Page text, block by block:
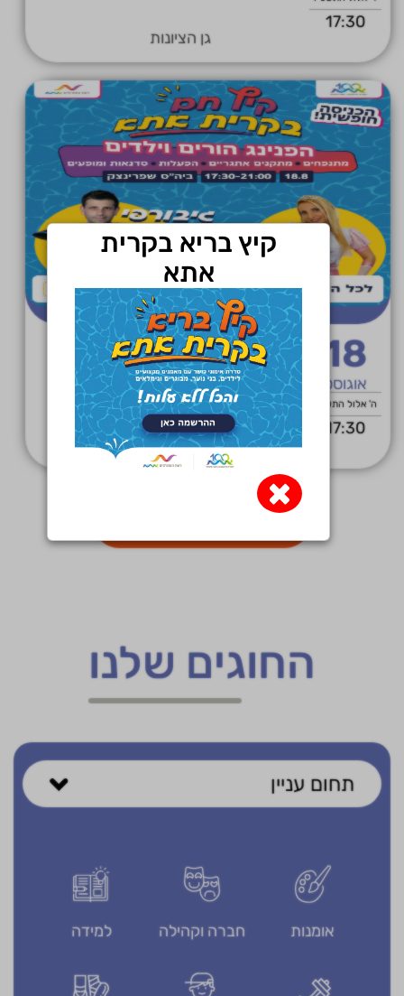
17:30
גן הציונות
18
אוגוסט
ה' אלול התשפ"ו
17:30
קיץ חם-בית ספר שפרינצק
בית ספר פינסקר
החוגים שלנו
תחום עניין
אומנות חברה וקהילה למידה
קיץ בריא בקרית
אתא
×